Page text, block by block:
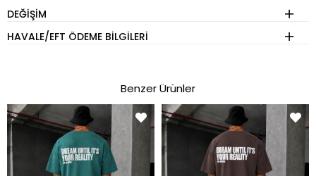
60 - 65 kg
70 - 75 kg
80 - 89 kg L
DEĞIŞIM
HAVALE/EFT ÖDEME BILGILERI
Benzer Ürünler